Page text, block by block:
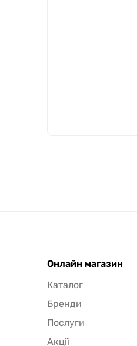
Онлайн магазин
Каталог
Бренди
Послуги
Акції